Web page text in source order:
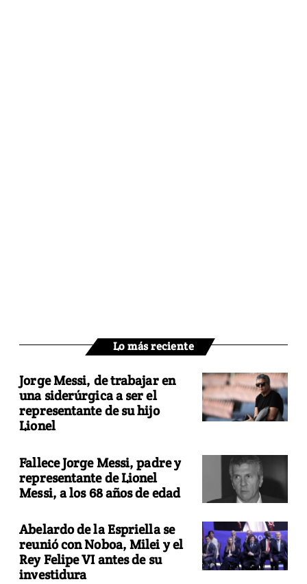
Lo más reciente
Jorge Messi, de trabajar en
una siderúrgica a ser el
representante de su hijo
Lionel
Fallece Jorge Messi, padre y
representante de Lionel
Messi, a los 68 años de edad
Abelardo de la Espriella se
reunió con Noboa, Milei y el
Rey Felipe VI antes de su
investidura